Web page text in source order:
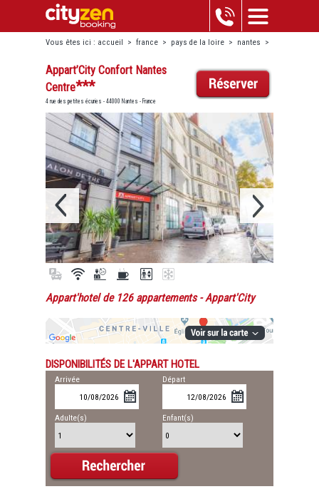
Vous êtes ici : accueil > france > pays de la loire > nantes >
appart’city confort nantes centre
Appart’City Confort Nantes
Centre***
4 rue des petites écuries - 44000 Nantes - France
Appart'hotel de 126 appartements- Appart'City
DISPONIBILITÉS DE L'APPART HOTEL
Arrivée Départ
Adulte(s) Enfant(s)